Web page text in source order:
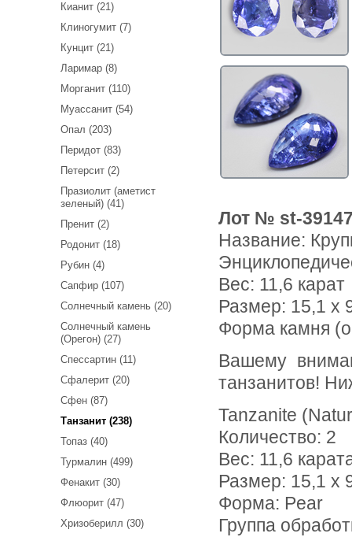
Кианит (21)
Клиногумит (7)
Кунцит (21)
Ларимар (8)
Морганит (110)
Муассанит (54)
Опал (203)
Перидот (83)
Петерсит (2)
Празиолит (аметист
зеленый) (41)
Пренит (2)
Родонит (18)
Рубин (4)
Сапфир (107)
Солнечный камень (20)
Солнечный камень
(Орегон) (27)
Спессартин (11)
Сфалерит (20)
Сфен (87)
Танзанит (238)
Топаз (40)
Турмалин (499)
Фенакит (30)
Флюорит (47)
Хризоберилл (30)
Лот № st-
Название:
Вес: 11,6 карат
Размер: 15,1 х
Форма камня
Вашему вниманию предлагается крупная пара насыщенных
танзанитов!
Tanzanite
Количество: 2
Вес: 11,6
Размер: 15,1 х
Форма: Pear
Группа